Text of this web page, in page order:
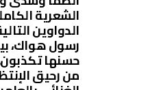
الشعرية
الدواوين
رسول هواك،
حسنها
من رحيق